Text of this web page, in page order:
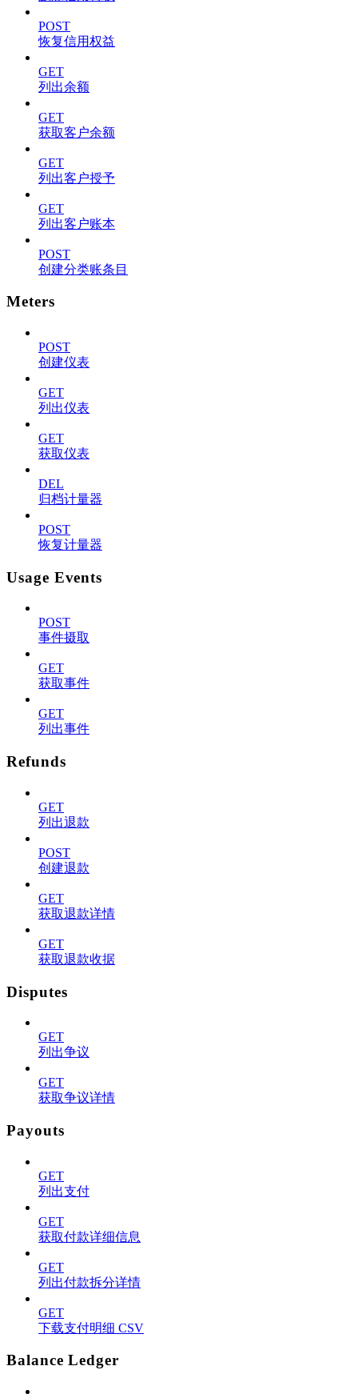
POST
恢复信用权益
GET
列出余额
GET
获取客户余额
GET
列出客户授予
GET
列出客户账本
POST
创建分类账条目
Meters
POST
创建仪表
GET
列出仪表
GET
获取仪表
DEL
归档计量器
POST
恢复计量器
Usage Events
POST
事件摄取
GET
获取事件
GET
列出事件
Refunds
GET
列出退款
POST
创建退款
GET
获取退款详情
GET
获取退款收据
Disputes
GET
列出争议
GET
获取争议详情
Payouts
GET
列出支付
GET
获取付款详细信息
GET
列出付款拆分详情
GET
下载支付明细 CSV
Balance Ledger